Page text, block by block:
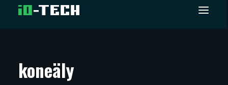
ARTIKKELIT
koneäly